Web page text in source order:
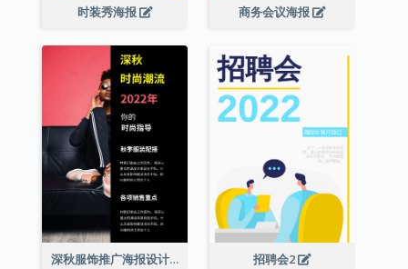
时装秀海报 商务会议海报
深秋服饰推广海报设计 招聘会2